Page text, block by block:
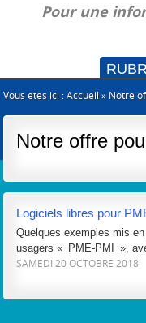
Pour une
Vous êtes ici :Accueil » Notre
Notre offre
Logiciels libres pour
Quelques exemples mis
usagers « PME-PMI »,
SAMEDI 20 OCTOBRE 2018